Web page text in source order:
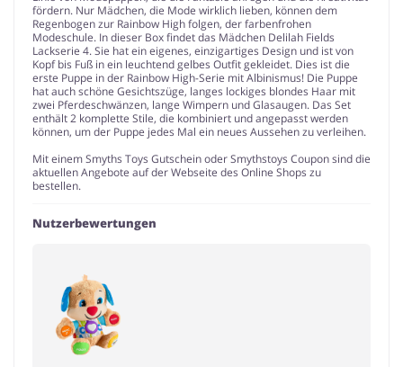
fördern. Nur Mädchen, die Mode wirklich lieben, können dem
Regenbogen zur Rainbow High folgen, der farbenfrohen
Modeschule. In dieser Box findet das Mädchen Delilah Fields
Lackserie 4. Sie hat ein eigenes, einzigartiges Design und ist von
Kopf bis Fuß in ein leuchtend gelbes Outfit gekleidet. Dies ist die
erste Puppe in der Rainbow High-Serie mit Albinismus! Die Puppe
hat auch schöne Gesichtszüge, langes lockiges blondes Haar mit
zwei Pferdeschwänzen, lange Wimpern und Glasaugen. Das Set
enthält 2 komplette Stile, die kombiniert und angepasst werden
können, um der Puppe jedes Mal ein neues Aussehen zu verleihen.
Mit einem Smyths Toys Gutschein oder Smythstoys Coupon sind die
aktuellen Angebote auf der Webseite des Online Shops zu
bestellen.
Nutzerbewertungen